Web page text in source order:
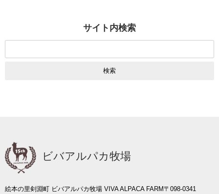
サイト内検索
ビバアルパカ牧場
絵本の里剣淵町 ビバアルパカ牧場 VIVA ALPACA FARM〒098-0341